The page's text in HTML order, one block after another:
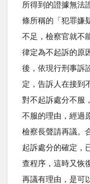
所得到的證據無法
條所稱的「犯罪嫌
不足，檢察官就不
律定為不起訴的原
後，依現行刑事訴
定，告訴人在接到
對不起訴處分不服
不服的理由，經過
檢察長聲請再議。
起訴處分的確定，
查程序，這時又恢
再議有理由，是可